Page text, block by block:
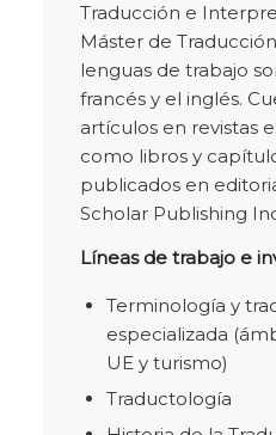
Traducción e
Máster de
lenguas de trabajo
francés y el inglés.
artículos en revistas
como libros y
publicados en
Scholar Publishing
Líneas de trabajo e
Terminología y
especializada
UE y turismo)
Traductología